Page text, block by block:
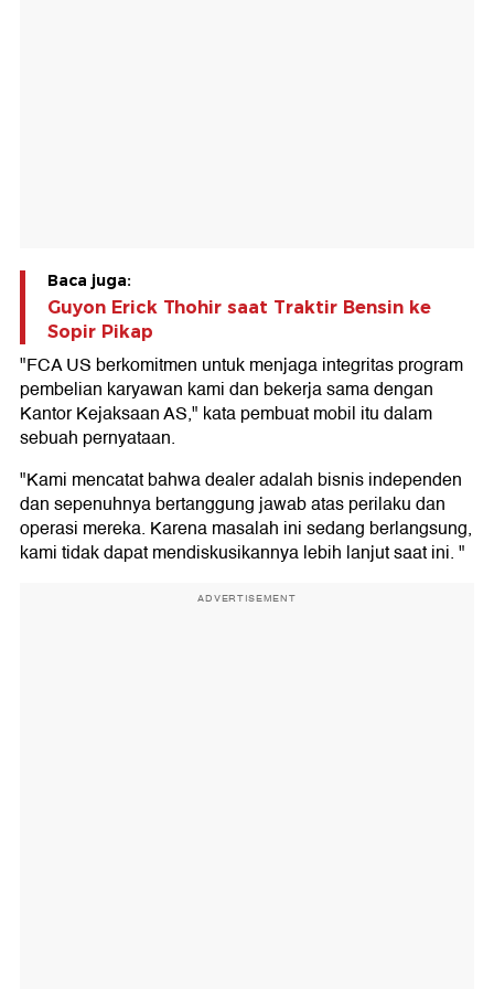
Baca juga:
Guyon Erick Thohir saat Traktir Bensin ke
Sopir Pikap
"FCA US berkomitmen untuk menjaga integritas program
pembelian karyawan kami dan bekerja sama dengan
Kantor Kejaksaan AS," kata pembuat mobil itu dalam
sebuah pernyataan.
"Kami mencatat bahwa dealer adalah bisnis independen
dan sepenuhnya bertanggung jawab atas perilaku dan
operasi mereka. Karena masalah ini sedang berlangsung,
kami tidak dapat mendiskusikannya lebih lanjut saat ini. "
ADVERTISEMENT